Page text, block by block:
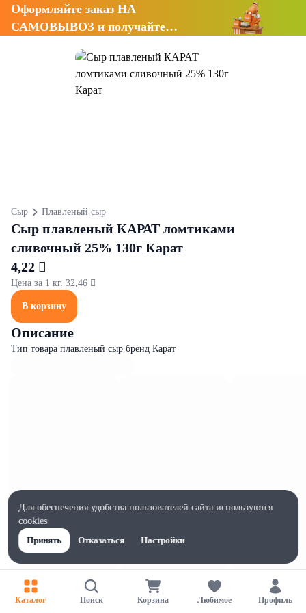
Оформляйте заказ НА
САМОВЫВОЗ и получайте
Сыр Плавленый сыр
Сыр плавленый КАРАТ ломтиками
сливочный 25% 130г Карат
4,22 
Цена за 1 кг. 32,46 
В корзину
Описание
Тип товара плавленый сыр бренд Карат
Характеристики
Ширина, мм
Каталог Поиск Корзина Любимое Профиль
Для обеспечения удобства пользователей сайта используются
cookies
Принять
Отказаться Настройки